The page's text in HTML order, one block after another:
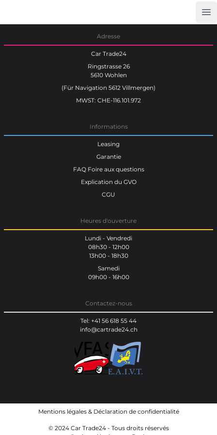
Adresse
Car Trade24
Ringstrasse 26
5610 Wohlen
(Für Navigation 5612 Villmergen)
MWST: CHE-116.101.972
Informations
Leasing
Garantie
FAQ Foire aux questions
Explication du GVO
CGU
Heures d'ouverture
Lundi - Vendredi
08h30 - 12h00
13h00 - 18h30
Samedi
09h00 - 16h00
Contactez-nous
Tel: +41 56 618 55 44
info@cartrade24.ch
Mentions légales& Déclaration de confidentialité
© 2024 Car Trade24 - Tous droits réservés